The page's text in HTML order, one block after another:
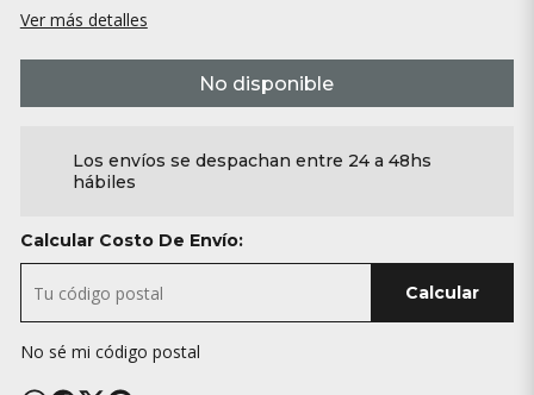
Ver más detalles
No disponible
Los envíos se despachan entre 24 a 48hs
hábiles
Calcular Costo De Envío:
Calcular
No sé mi código postal